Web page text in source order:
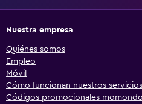
Nuestra empresa
Quiénes somos
Empleo
Móvil
Cómo funcionan nuestros servicios
Códigos promocionales momondo